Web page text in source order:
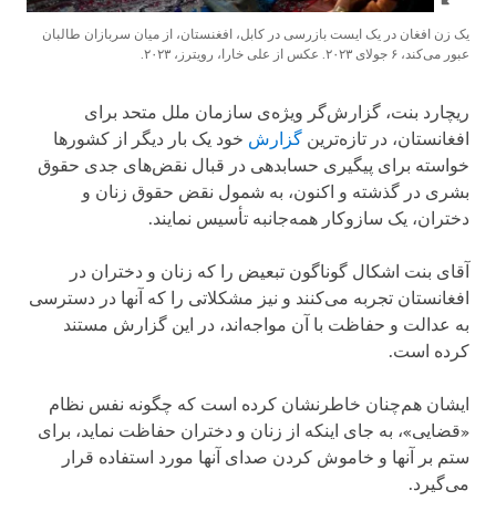
یک زن افغان در یک ایست بازرسی در کابل، افغنستان، از میان سربازان طالبان
عبور می‌کند، ۶ جولای ۲۰۲۳.
عکس از علی خارا، رویترز، ۲۰۲۳.
ریچارد بنت، گزارش‌گر ویژه‌ی سازمان ملل متحد برای
افغانستان، در تازه‌ترین گزارش‌ خود یک بار دیگر از کشورها
خواسته برای پیگیری حسابدهی در قبال نقض‌های جدی حقوق
بشری در گذشته و اکنون، به شمول نقض حقوق زنان و
دختران، یک سازوکار همه‌جانبه تأسیس نمایند.
آقای بنت اشکال گوناگون تبعیض را که زنان و دختران در
افغانستان تجربه می‌کنند و نیز مشکلاتی را که آنها در دسترسی
به عدالت و حفاظت با آن مواجه‌اند، در این گزارش مستند
کرده است.
ایشان هم‌چنان خاطرنشان کرده است که چگونه نفس نظام
«قضایی»، به جای اینکه از زنان و دختران حفاظت نماید، برای
ستم بر آنها و خاموش کردن صدای آنها مورد استفاده قرار
می‌گیرد.